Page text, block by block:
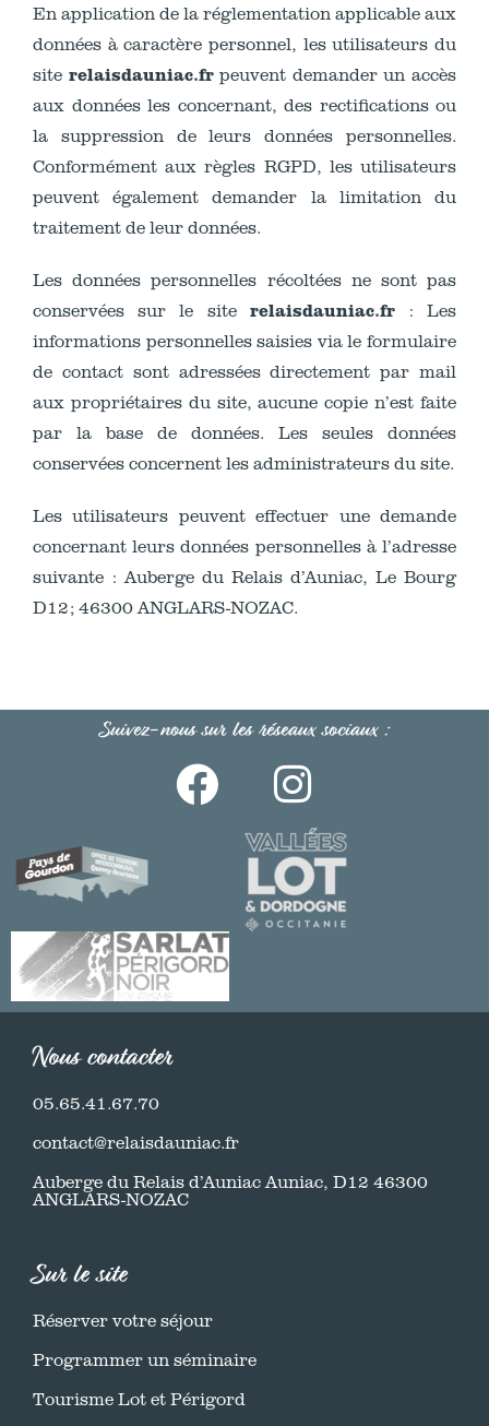
En application de la réglementation applicable aux
données à caractère personnel, les utilisateurs du
site relaisdauniac.frpeuvent demander un accès
aux données les concernant, des rectifications ou
la suppression de leurs données personnelles.
Conformément aux règles RGPD, les utilisateurs
peuvent également demander la limitation du
traitement de leur données.
Les données personnelles récoltées ne sont pas
conservées sur le site relaisdauniac.fr: Les
informations personnelles saisies via le formulaire
de contact sont adressées directement par mail
aux propriétaires du site, aucune copie n’est faite
par la base de données. Les seules données
conservées concernent les administrateurs du site.
Les utilisateurs peuvent effectuer une demande
concernant leurs données personnelles à l’adresse
suivante : Auberge du Relais d’Auniac, Le Bourg
D12; 46300 ANGLARS-NOZAC.
Suivez-nous sur les réseaux sociaux :
Nous contacter
05.65.41.67.70
contact@relaisdauniac.fr
Auberge du Relais d’Auniac Auniac, D12 46300
ANGLARS-NOZAC
Sur le site
Réserver votre séjour
Programmer un séminaire
Tourisme Lot et Périgord